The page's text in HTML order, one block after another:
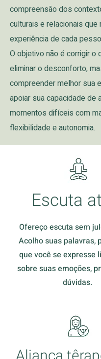
compreensão dos
culturais e relacionais que
experiência de cada
O objetivo não é corrigir o
eliminar o desconforto,
compreender melhor sua
apoiar sua capacidade de
momentos difíceis com
flexibilidade e autonomia.
Escuta
Ofereço escuta sem
Acolho suas palavras,
que você se expresse
sobre suas emoções,
dúvidas.